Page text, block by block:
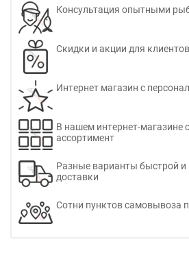
Консультация опытными
Скидки и акции для клиентов
Интернет магазин с
В нашем интернет-магазине
ассортимент
Разные варианты быстрой и
доставки
Сотни пунктов самовывоза